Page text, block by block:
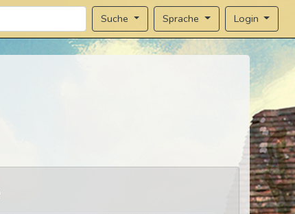
Suche Sprache Login